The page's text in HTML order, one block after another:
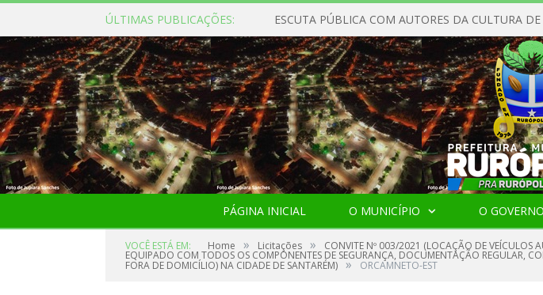
ÚLTIMAS PUBLICAÇÕES: ESCUTA PÚBLICA COM AUTORES DA CULTURA
PÁGINA INICIAL O MUNICÍPIO O GOVERNO
VOCÊ ESTÁ EM: Home » Licitações » CONVITE Nº 003/2021 (LOCAÇÃO DE VEÍCULOS
EQUIPADO COM TODOS OS COMPONENTES DE SEGURANÇA, DOCUMENTAÇÃO REGULAR,
FORA DE DOMICÍLIO) NA CIDADE DE SANTARÉM) » ORCAMNETO-EST